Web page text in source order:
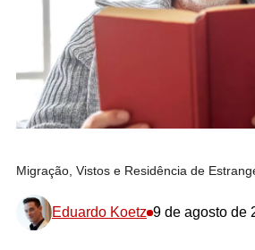
Migração, Vistos e Residência de
Eduardo Koetz 9 de agosto de